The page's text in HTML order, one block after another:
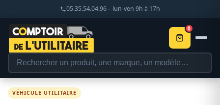
05.35.54.04.96 – lun-ven 9h à 17h
0
VÉHICULE UTILITAIRE